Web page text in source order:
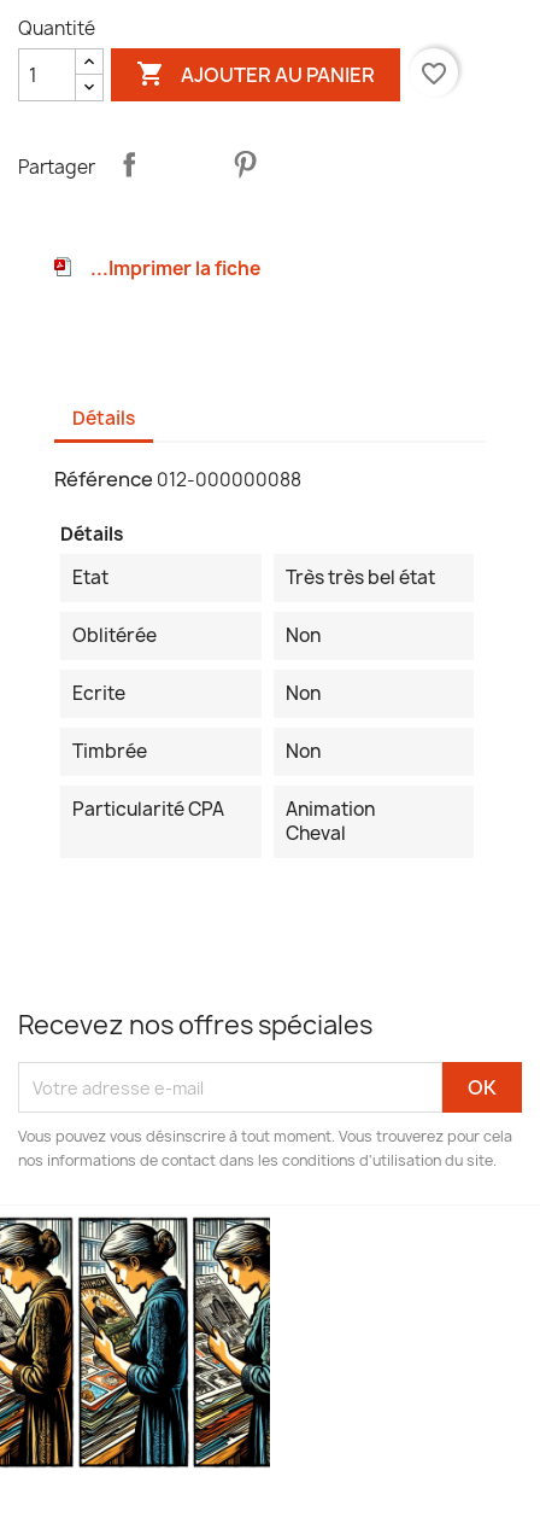
Quantité
 AJOUTER AU PANIER favorite_border
Partager
...Imprimer la fiche
Détails
Référence 012-000000088
Détails
Etat
Très très bel état
Oblitérée Non
Ecrite Non
Timbrée Non
Particularité CPA
Animation
Cheval
Recevez nos offres spéciales
Vous pouvez vous désinscrire à tout moment. Vous trouverez pour cela
nos informations de contact dans les conditions d'utilisation du site.